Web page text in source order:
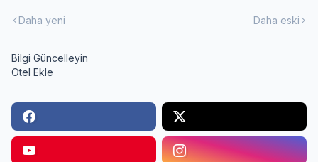
Daha yeni Daha eski
Bilgi Güncelleyin
Otel Ekle